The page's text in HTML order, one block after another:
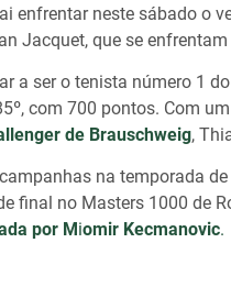
enfrentar neste sábado o
Jacquet, que se
a ser o tenista número 1
com 700 pontos. Com
de Brauschweig,
na temporada
final no Masters 1000 de
por M iomir Kecmanovic.